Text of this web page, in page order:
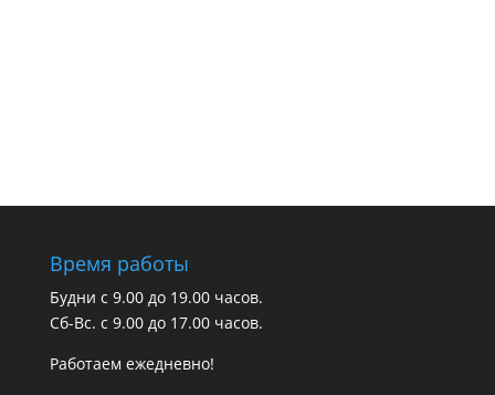
Время работы
Будни с 9.00 до 19.00 часов.
Сб-Вс. с 9.00 до 17.00 часов.
Работаем ежедневно!